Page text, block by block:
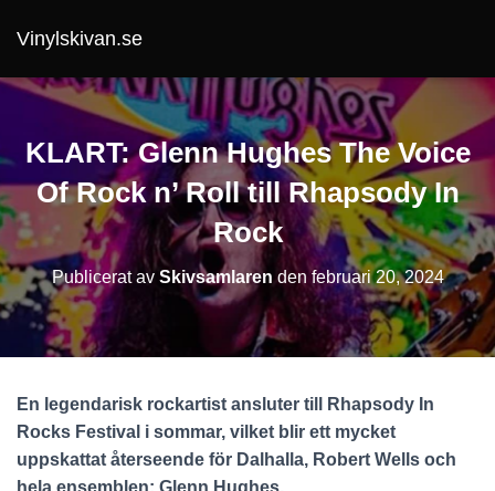
Vinylskivan.se
KLART: Glenn Hughes The Voice
Of Rock n’ Roll till Rhapsody In
Rock
Publicerat av Skivsamlaren denfebruari 20, 2024
En legendarisk rockartist ansluter till Rhapsody In
Rocks Festival i sommar, vilket blir ett mycket
uppskattat återseende för Dalhalla, Robert Wells och
hela ensemblen: Glenn Hughes.